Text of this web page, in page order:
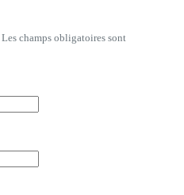
Les champs obligatoires sont